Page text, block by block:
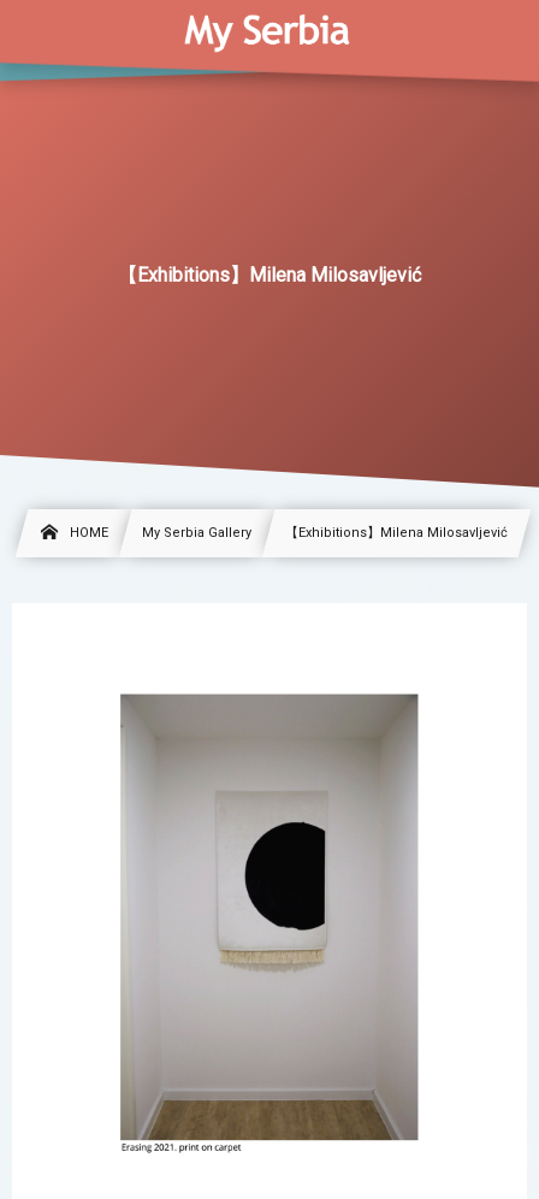
【Exhibitions】Milena Milosavljević
HOME My Serbia Gallery 【Exhibitions】Milena Milosavljević